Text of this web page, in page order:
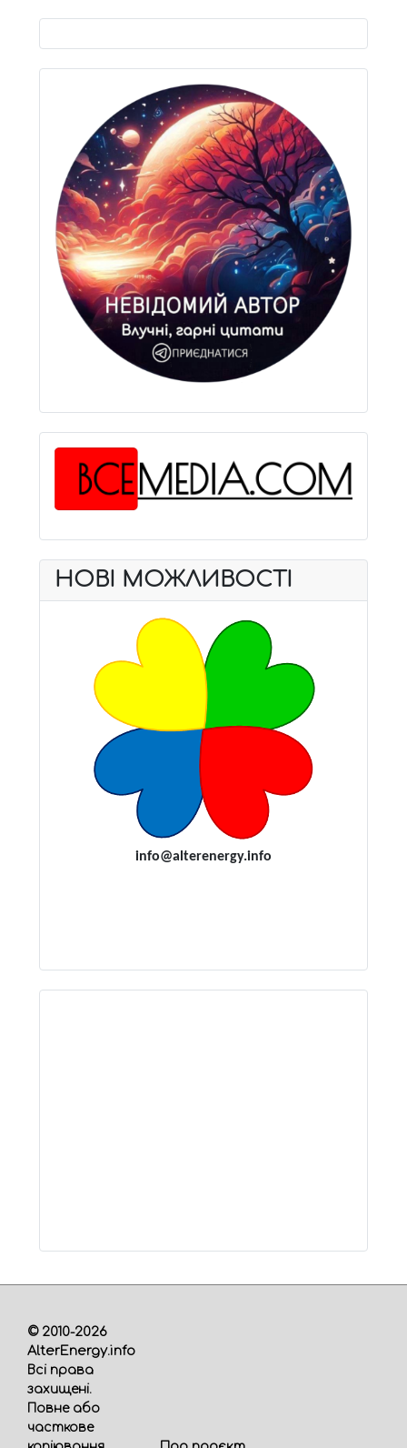
Виберіть свою мову
НОВІ МОЖЛИВОСТІ
info@alterenergy.info
© 2010-2026
AlterEnergy.info
Всі права
захищені.
Повне або
часткове